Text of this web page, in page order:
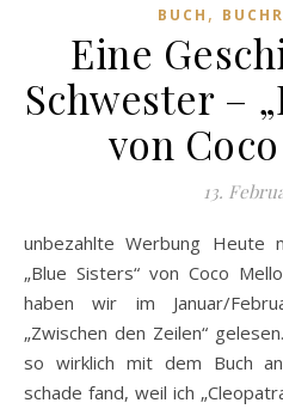
BUCH ,
Eine
Schwester –
von
13.
unbezahlte Werbung Heute möchte ich euch das Buch
„Blue Sisters“ von Coco
haben wir im Januar/
„Zwischen den Zeilen“
so wirklich mit dem Buch
schade fand, weil ich